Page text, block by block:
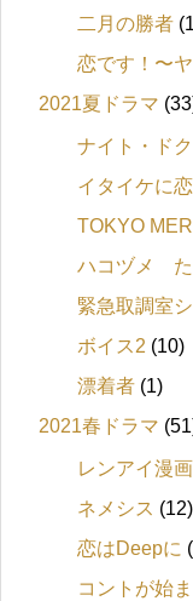
二月の勝者
恋です！〜
2021夏ドラマ
ナイト・ド
イタイケに
TOKYO MER
ハコヅメ た
緊急取調室
ボイス2 (10)
漂着者 (1)
2021春ドラマ
レンアイ漫
ネメシス (12)
恋はDeepに
コントが始